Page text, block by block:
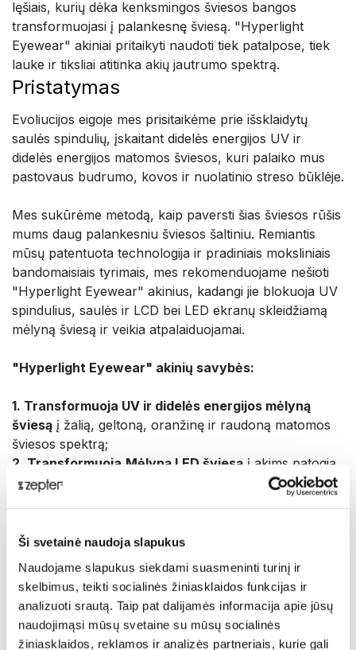
Ši svetainė naudoja slapukus
Naudojame slapukus siekdami suasmeninti turinį ir
skelbimus, teikti socialinės žiniasklaidos funkcijas ir
analizuoti srautą. Taip pat dalijamės informacija apie jūsų
naudojimąsi mūsų svetaine su mūsų socialinės
žiniasklaidos, reklamos ir analizės partneriais, kurie gali
lęšiais, kurių dėka kenksmingos šviesos bangos
transformuojasi į palankesnę šviesą. "Hyperlight
Eyewear" akiniai pritaikyti naudoti tiek patalpose, tiek
lauke ir tiksliai atitinka akių jautrumo spektrą.
Pristatymas
Evoliucijos eigoje mes prisitaikėme prie išsklaidytų
saulės spindulių, įskaitant didelės energijos UV ir
didelės energijos matomos šviesos, kuri palaiko mus
pastovaus budrumo, kovos ir nuolatinio streso būklėje.
Mes sukūrėme metodą, kaip paversti šias šviesos rūšis
mums daug palankesniu šviesos šaltiniu. Remiantis
mūsų patentuota technologija ir pradiniais moksliniais
bandomaisiais tyrimais, mes rekomenduojame nešioti
"Hyperlight Eyewear" akinius, kadangi jie blokuoja UV
spindulius, saulės ir LCD bei LED ekranų skleidžiamą
mėlyną šviesą ir veikia atpalaiduojamai.
"Hyperlight Eyewear" akinių savybės:
1. Transformuoja UV ir didelės energijos mėlyną
šviesą į žalią, geltoną, oranžinę ir raudoną matomos
šviesos spektrą;
2. Transformuoja Mėlyną LED šviesą į akims patogią
šviesą (veikia atpalaiduojamai)
Transformacijos metu UV ir didelės energijos mėlyna
3.Suteikia ryškesnį vaizdą;
4. Optimizuoja
smegenų funkciją
(suderina EEG
signalus);
Reguliuoja neuroendokrinologijos veiksmus
padidina serotoniną ir reguliuoja
serotonino/melatonino santykį (kuris mažina depresiją